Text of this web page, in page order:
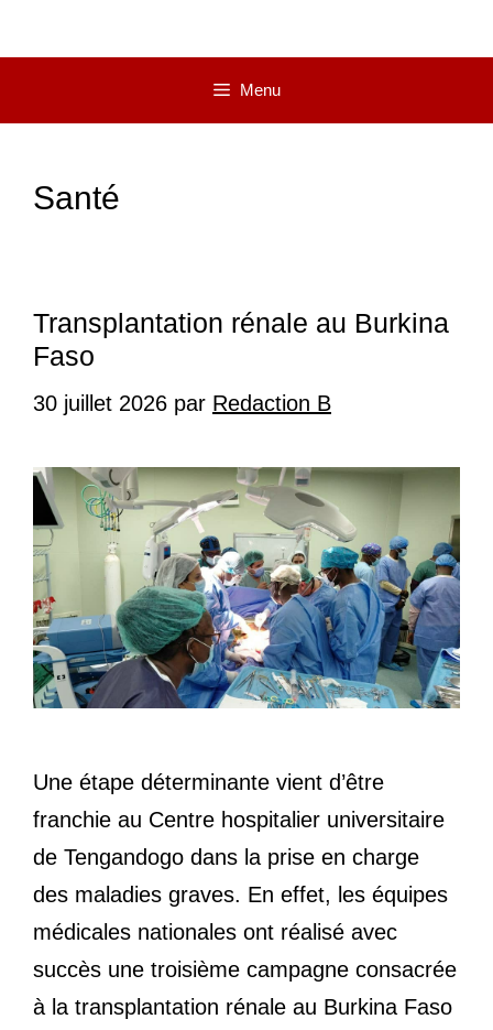
Menu
Santé
Transplantation rénale au Burkina
Faso
30 juillet 2026 par Redaction B
Une étape déterminante vient d’être
franchie au Centre hospitalier universitaire
de Tengandogo dans la prise en charge
des maladies graves. En effet, les équipes
médicales nationales ont réalisé avec
succès une troisième campagne consacrée
à la transplantation rénale au Burkina Faso